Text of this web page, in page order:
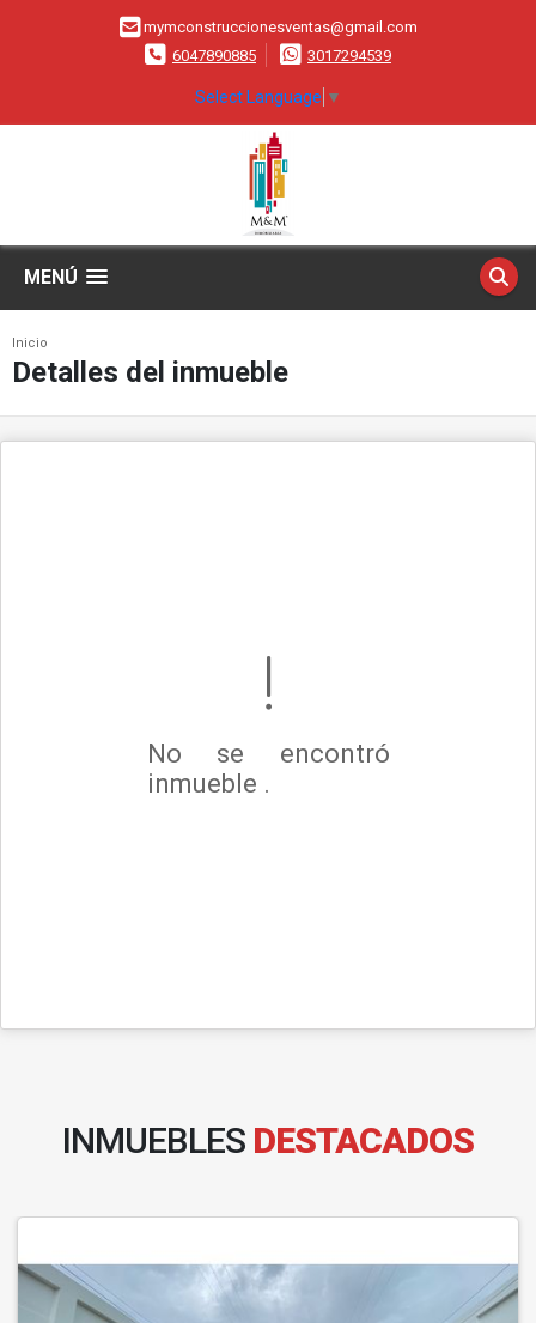
mymconstruccionesventas@gmail.com
6047890885
3017294539
Select Language ▼
MENÚ
Inicio
Detalles del inmueble
No se encontró
inmueble .
INMUEBLES DESTACADOS